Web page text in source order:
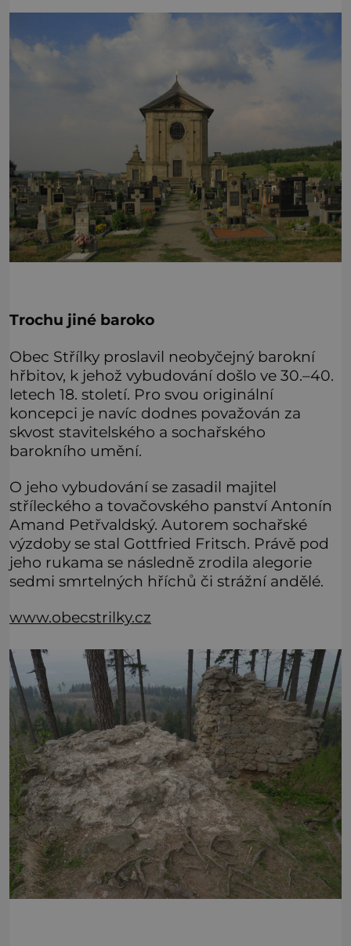
Trochu jiné baroko
Obec Střílky proslavil neobyčejný barokní
hřbitov, k jehož vybudování došlo ve 30.–40.
letech 18. století. Pro svou originální
koncepci je navíc dodnes považován za
skvost stavitelského a sochařského
barokního umění.
O jeho vybudování se zasadil majitel
stříleckého a tovačovského panství Antonín
Amand Petřvaldský. Autorem sochařské
výzdoby se stal Gottfried Fritsch. Právě pod
jeho rukama se následně zrodila alegorie
sedmi smrtelných hříchů či strážní andělé.
www.obecstrilky.cz